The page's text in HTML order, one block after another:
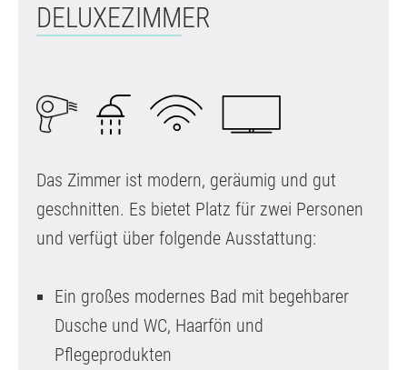
DELUXEZIMMER
Das Zimmer ist modern, geräumig und gut
geschnitten. Es bietet Platz für zwei Personen
und verfügt über folgende Ausstattung:
Ein großes modernes Bad mit begehbarer
Dusche und WC, Haarfön und
Pflegeprodukten